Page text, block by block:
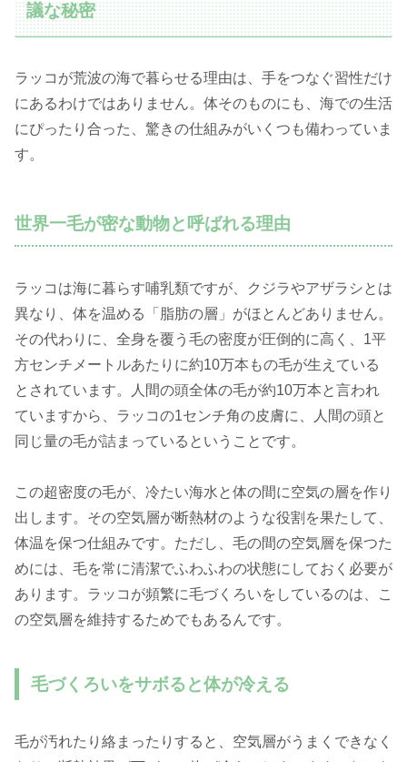
議な秘密
ラッコが荒波の海で暮らせる理由は、手をつなぐ習性だけ
にあるわけではありません。体そのものにも、海での生活
にぴったり合った、驚きの仕組みがいくつも備わっていま
す。
世界一毛が密な動物と呼ばれる理由
ラッコは海に暮らす哺乳類ですが、クジラやアザラシとは
異なり、体を温める「脂肪の層」がほとんどありません。
その代わりに、全身を覆う毛の密度が圧倒的に高く、1平
方センチメートルあたりに約10万本もの毛が生えている
とされています。人間の頭全体の毛が約10万本と言われ
ていますから、ラッコの1センチ角の皮膚に、人間の頭と
同じ量の毛が詰まっているということです。
この超密度の毛が、冷たい海水と体の間に空気の層を作り
出します。その空気層が断熱材のような役割を果たして、
体温を保つ仕組みです。ただし、毛の間の空気層を保つた
めには、毛を常に清潔でふわふわの状態にしておく必要が
あります。ラッコが頻繁に毛づくろいをしているのは、こ
の空気層を維持するためでもあるんです。
毛づくろいをサボると体が冷える
毛が汚れたり絡まったりすると、空気層がうまくできなく